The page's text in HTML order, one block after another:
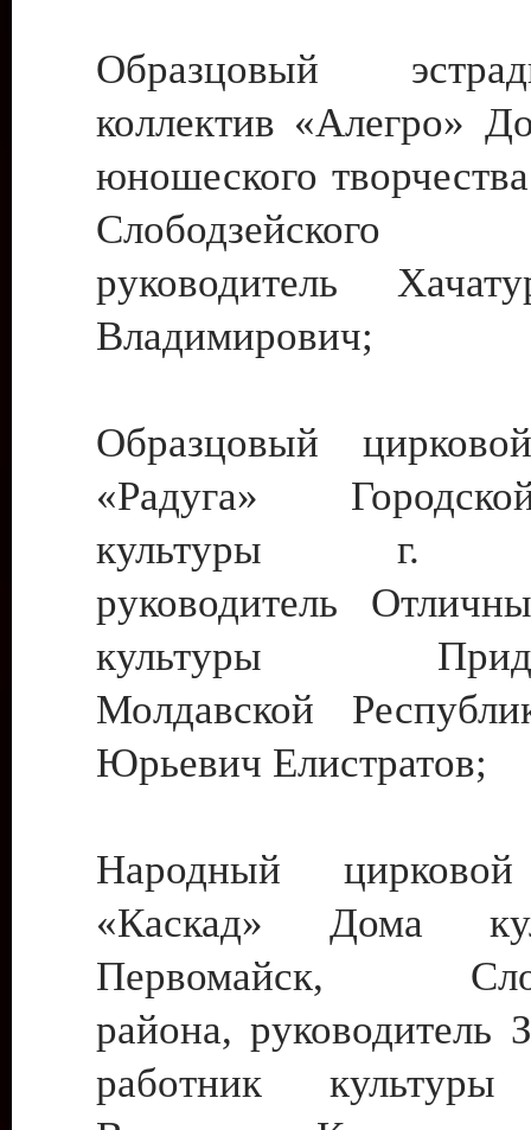
Образцовый
коллектив «Алегро»
юношеского
руководитель
Владимирович;
Образцовый
«Радуга»
культуры г.
руководитель
культуры
Молдавской
Юрьевич Елистратов;
Народный цирковой
«Каскад» Дома
Первомайск,
района, руководитель
работник культуры